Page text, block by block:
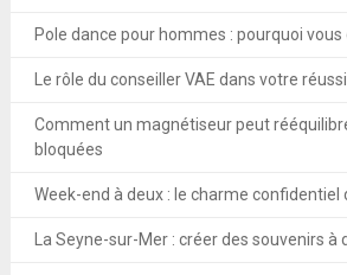
Pole dance pour hommes : pourquoi
Le rôle du conseiller VAE dans votre
Comment un magnétiseur peut
bloquées
Week-end à deux : le charme confidentiel
La Seyne-sur-Mer : créer des souvenirs à